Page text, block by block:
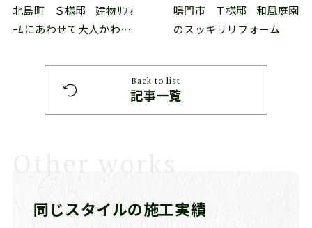
北島町 Ｓ様邸
建物ﾘﾌｫ
ｰﾑにあわせて大人かわい
Back to list
記事一覧
鳴門市 Ｔ様邸
和風庭園
のスッキリリフォーム
同じスタイルの施工実績